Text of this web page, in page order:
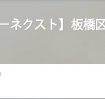
ネクスト】板橋